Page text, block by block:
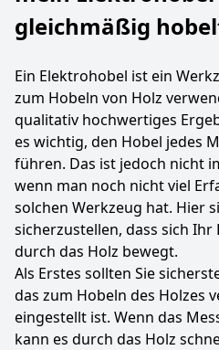
gleichmäßig
Ein Elektrohobel ist ein
zum Hobeln von Holz
qualitativ hochwertiges
es wichtig, den Hobel jedes
führen. Das ist jedoch nicht
wenn man noch nicht viel
solchen Werkzeug hat. Hier
sicherzustellen, dass sich
durch das Holz bewegt.
Als Erstes sollten Sie
das zum Hobeln des Holzes
eingestellt ist. Wenn das
kann es durch das Holz